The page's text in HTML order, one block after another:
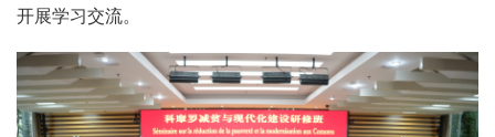
开展学习交流。